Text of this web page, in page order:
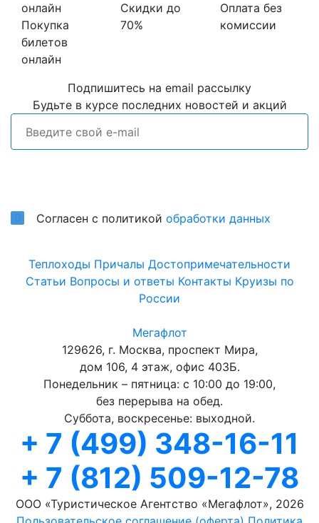
Покупка
билетов
онлайн
Скидки до
70%
Оплата без
комиссии
Подпишитесь на email рассылку
Будьте в курсе последних новостей и акций
Согласен с политикой обработки данных
Теплоходы Причалы Достопримечательности
Статьи Вопросы и ответы Контакты Круизы по
России
Мегафлот
129626, г. Москва, проспект Мира,
дом 106, 4 этаж, офис 403Б.
Понедельник – пятница: с 10:00 до 19:00,
без перерыва на обед.
Суббота, воскресенье: выходной.
+ 7 (499) 348-16-11
+ 7 (812) 509-12-78
ООО «Туристическое Агентство «Мегафлот», 2026